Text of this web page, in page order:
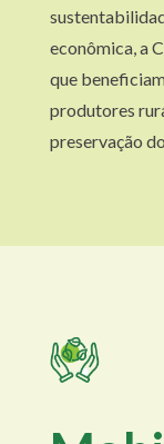
econômica, a
que
produtores
preservação